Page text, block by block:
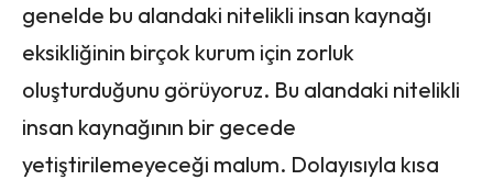
genelde bu alandaki nitelikli insan kaynağı
eksikliğinin birçok kurum için zorluk
oluşturduğunu görüyoruz. Bu alandaki nitelikli
insan kaynağının bir gecede
yetiştirilemeyeceği malum. Dolayısıyla kısa